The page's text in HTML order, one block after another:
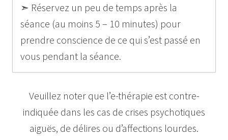
➣ Réservez un peu de temps après la
séance (au moins 5 – 10 minutes) pour
prendre conscience de ce qui s’est passé en
vous pendant la séance.
Veuillez noter que l’e-thérapie est contre-
indiquée dans les cas de crises psychotiques
aiguës, de délires ou d’affections lourdes.